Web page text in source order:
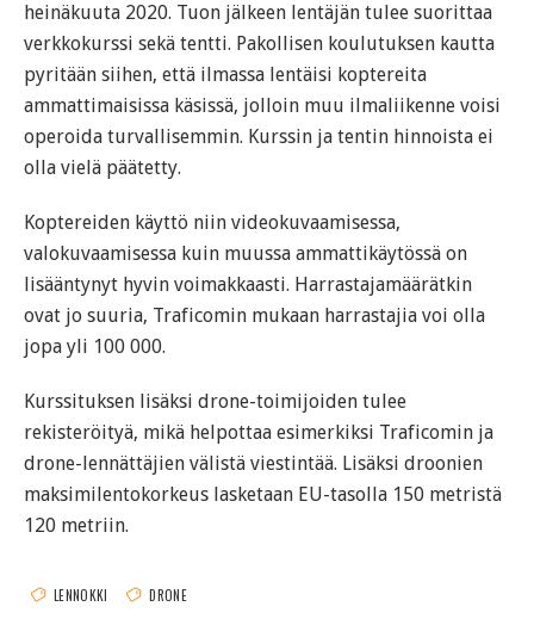
heinäkuuta 2020. Tuon jälkeen lentäjän tulee suorittaa
verkkokurssi sekä tentti. Pakollisen koulutuksen kautta
pyritään siihen, että ilmassa lentäisi koptereita
ammattimaisissa käsissä, jolloin muu ilmaliikenne voisi
operoida turvallisemmin. Kurssin ja tentin hinnoista ei
olla vielä päätetty.
Koptereiden käyttö niin videokuvaamisessa,
valokuvaamisessa kuin muussa ammattikäytössä on
lisääntynyt hyvin voimakkaasti. Harrastajamäärätkin
ovat jo suuria, Traficomin mukaan harrastajia voi olla
jopa yli 100 000.
Kurssituksen lisäksi drone-toimijoiden tulee
rekisteröityä, mikä helpottaa esimerkiksi Traficomin ja
drone-lennättäjien välistä viestintää. Lisäksi droonien
maksimilentokorkeus lasketaan EU-tasolla 150 metristä
120 metriin.
LENNOKKI DRONE